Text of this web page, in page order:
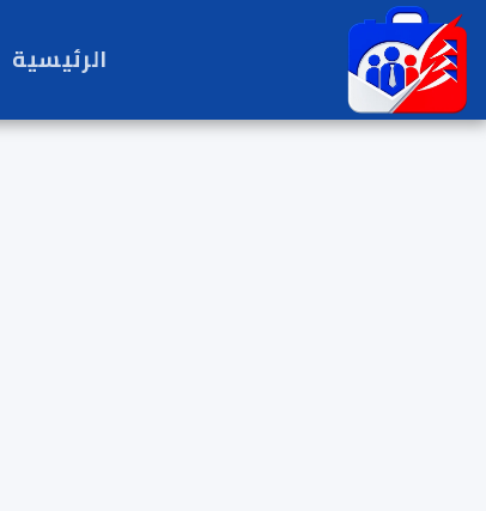
الرئيسية